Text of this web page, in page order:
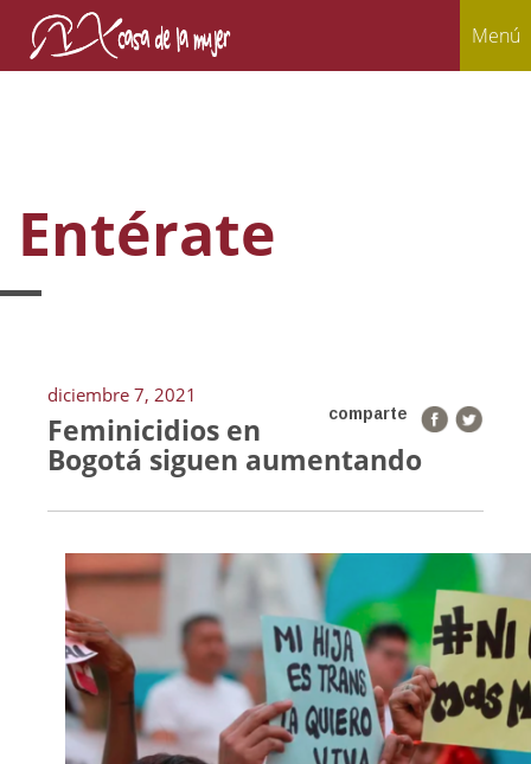
Menú
Entérate
diciembre 7, 2021
comparte
Feminicidios en
Bogotá siguen aumentando